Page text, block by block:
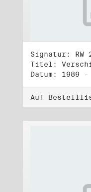
Signatur: RW
Datum: 1989 -
Auf